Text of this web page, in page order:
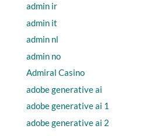
admin ir
admin it
admin nl
admin no
Admiral Casino
adobe generative ai
adobe generative ai 1
adobe generative ai 2